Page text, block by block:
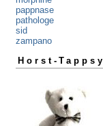
pappnase
pathologe
sid
zampano
Horst-Tappsy